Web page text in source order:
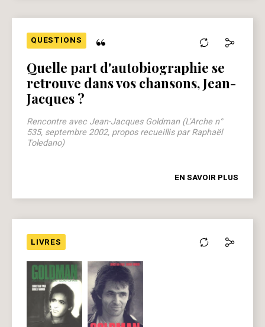
QUESTIONS “
Quelle part d'autobiographie se
retrouve dans vos chansons, Jean-
Jacques ?
Rencontre avec Jean-Jacques Goldman (L'Arche n°
535, septembre 2002, propos recueillis par Raphaël
Toledano)
EN SAVOIR PLUS
LIVRES